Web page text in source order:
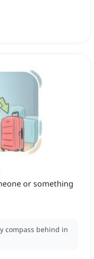
or something
compass behind in